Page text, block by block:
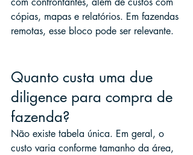
cópias, mapas e relatórios. Em fazendas
remotas, esse bloco pode ser relevante.
Quanto custa uma due
diligence para compra de
fazenda?
Não existe tabela única. Em geral, o
custo varia conforme tamanho da área,